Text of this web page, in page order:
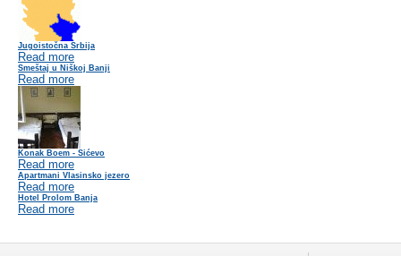
Jugoistočna Srbija
Read more
Smeštaj u Niškoj Banji
Read more
Konak Boem - Sićevo
Read more
Apartmani Vlasinsko jezero
Read more
Hotel Prolom Banja
Read more